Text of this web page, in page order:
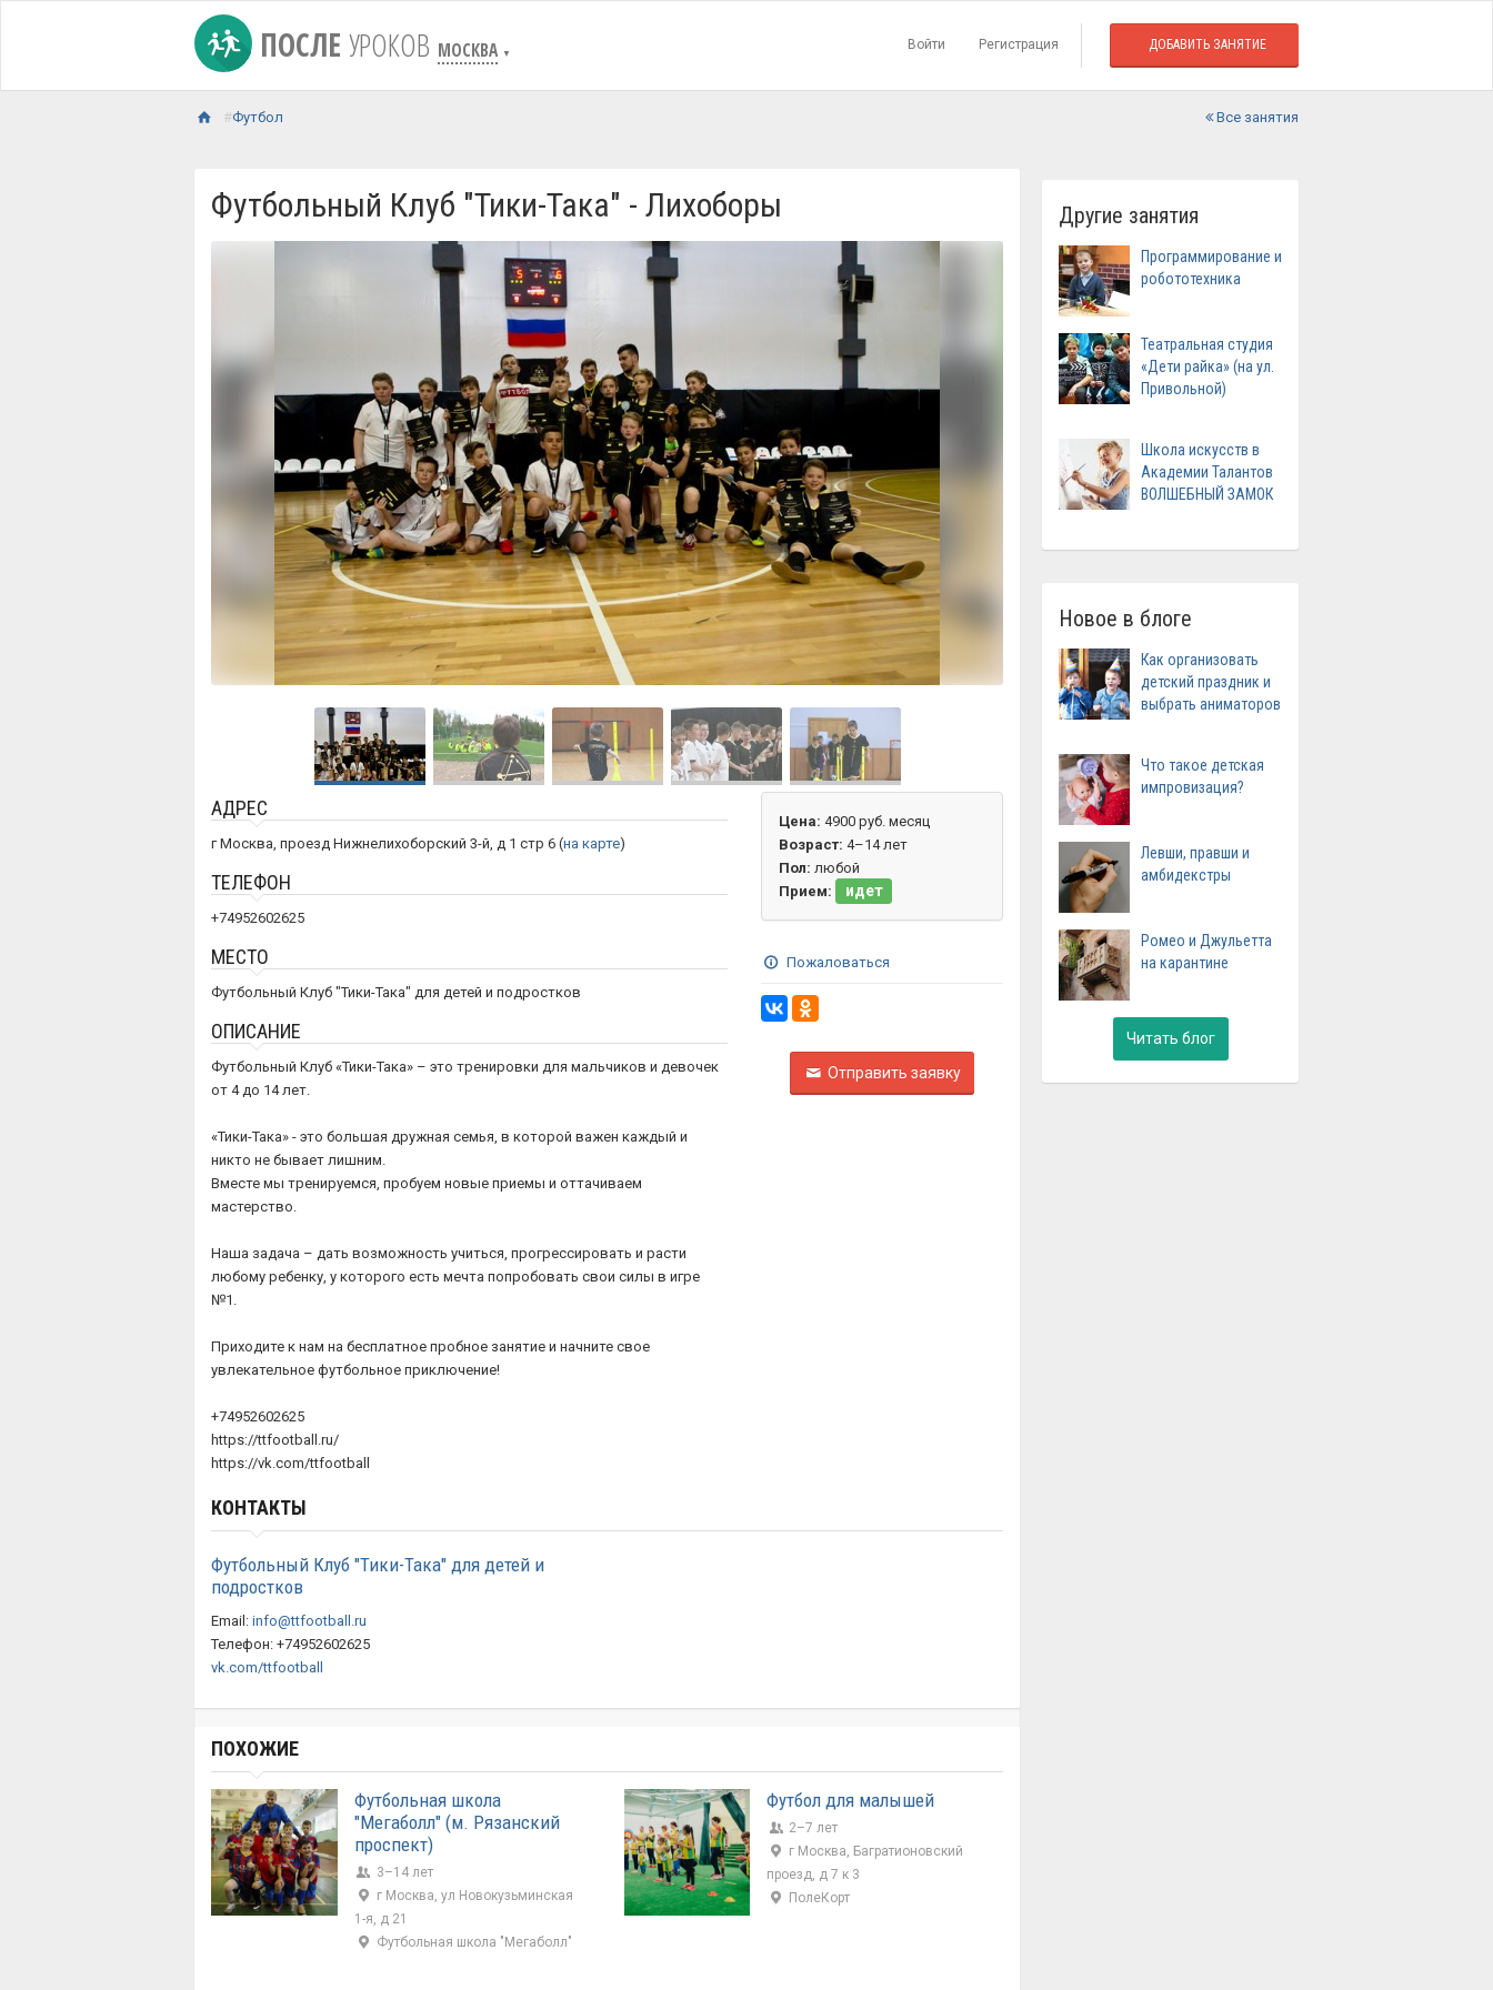
ПОСЛЕ УРОКОВ МОСКВА ▼
Войти Регистрация ДОБАВИТЬ ЗАНЯТИЕ
Футбол Все занятия
Футбольный Клуб "Тики-Така" - Лихоборы
АДРЕС
г Москва, проезд Нижнелихоборский 3-й, д 1 стр 6 (на карте)
ТЕЛЕФОН
+74952602625
МЕСТО
Футбольный Клуб "Тики-Така" для детей и подростков
ОПИСАНИЕ
Футбольный Клуб «Тики-Така» – это тренировки для мальчиков и девочек
от 4 до 14 лет.
«Тики-Така» - это большая дружная семья, в которой важен каждый и
никто не бывает лишним.
Вместе мы тренируемся, пробуем новые приемы и оттачиваем
мастерство.
Наша задача – дать возможность учиться, прогрессировать и расти
любому ребенку, у которого есть мечта попробовать свои силы в игре
№1.
Приходите к нам на бесплатное пробное занятие и начните свое
увлекательное футбольное приключение!
+74952602625
https://ttfootball.ru/
https://vk.com/ttfootball
Цена: 4900 руб. месяц
Возраст: 4–14 лет
Пол: любой
Прием:
идет
Пожаловаться
Отправить заявку
КОНТАКТЫ
Футбольный Клуб "Тики-Така" для детей и
подростков
Email: info@ttfootball.ru
Телефон: +74952602625
vk.com/ttfootball
ПОХОЖИЕ
Футбольная школа
"Мегаболл" (м. Рязанский
проспект)
3–14 лет
г Москва, ул Новокузьминская
1-я, д 21
Футбольная школа "Мегаболл"
Футбол для малышей
2–7 лет
г Москва, Багратионовский
проезд, д 7 к 3
ПолеКорт
Другие занятия
Программирование и
робототехника
Театральная студия
«Дети райка» (на ул.
Привольной)
Школа искусств в
Академии Талантов
ВОЛШЕБНЫЙ ЗАМОК
Новое в блоге
Как организовать
детский праздник и
выбрать аниматоров
Что такое детская
импровизация?
Левши, правши и
амбидекстры
Ромео и Джульетта
на карантине
Читать блог